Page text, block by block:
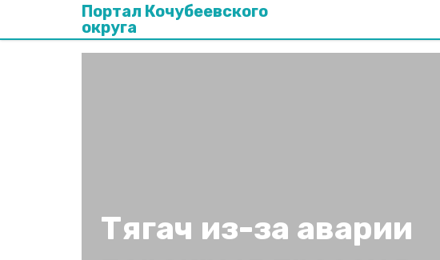
Портал Кочубеевского
округа
Тягач из-за аварии